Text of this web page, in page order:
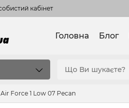
кабінет
Головна Блог
Force 1 Low 07 Pecan